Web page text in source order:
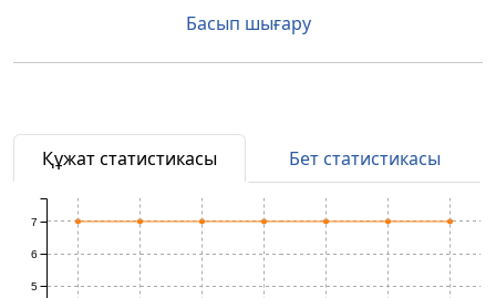
Басып шығару
Құжат статистикасы Бет статистикасы
5
6
7